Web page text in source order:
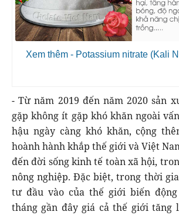
Xem thêm - Potassium nitrate (Kali
- Từ năm 2019 đến năm 2020 sản
gặp không ít gặp khó khăn ngoài
hậu ngày càng khó khăn, cộng
hoành hành khắp thế giới và Việt
đến đời sống kinh tế toàn xã hội,
nông nghiệp. Đặc biệt, trong thời
tư đầu vào của thế giới biến
tháng gần đây giá cả thế giới tăng